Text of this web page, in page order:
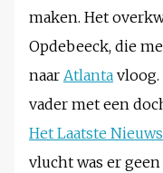
maken. Het
Opdebeeck, die
naar Atlanta vloog.
vader met een
Het Laatste Nieuws
vlucht was er